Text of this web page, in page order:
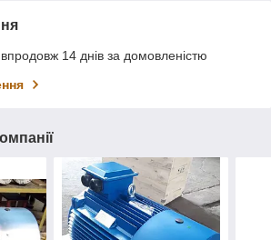
14 днів за домовленістю